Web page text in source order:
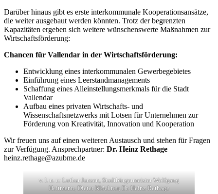
Darüber hinaus gibt es erste interkommunale Kooperationsansätze,
die weiter ausgebaut werden könnten. Trotz der begrenzten
Kapazitäten ergeben sich weitere wünschenswerte Maßnahmen zur
Wirtschaftsförderung:
Chancen für Vallendar in der Wirtschaftsförderung:
Entwicklung eines interkommunalen Gewerbegebietes
Einführung eines Leerstandmanagements
Schaffung eines Alleinstellungsmerkmals für die Stadt
Vallendar
Aufbau eines privaten Wirtschafts- und
Wissenschaftsnetzwerks mit Lotsen für Unternehmen zur
Förderung von Kreativität, Innovation und Kooperation
Wir freuen uns auf einen weiteren Austausch und stehen für Fragen
zur Verfügung. Ansprechpartner: Dr. Heinz Rethage –
heinz.rethage@azubme.de
v. l. n. r.: Lothar Janzen, Stadtbürgermeister Wolfgang
Heitmann, Dieter Klöckner, Dr. Heinz Rethage